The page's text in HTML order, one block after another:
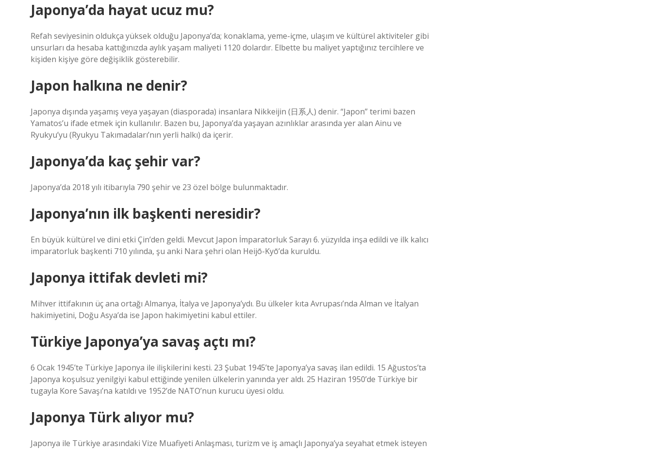
Japonya’da hayat ucuz mu?
Refah seviyesinin oldukça yüksek olduğu Japonya’da; konaklama, yeme-içme, ulaşım ve kültürel aktiviteler gibi
unsurları da hesaba kattığınızda aylık yaşam maliyeti 1120 dolardır. Elbette bu maliyet yaptığınız tercihlere ve
kişiden kişiye göre değişiklik gösterebilir.
Japon halkına ne denir?
Japonya dışında yaşamış veya yaşayan (diasporada) insanlara Nikkeijin (日系人) denir. “Japon” terimi bazen
Yamatos’u ifade etmek için kullanılır. Bazen bu, Japonya’da yaşayan azınlıklar arasında yer alan Ainu ve
Ryukyu’yu (Ryukyu Takımadaları’nın yerli halkı) da içerir.
Japonya’da kaç şehir var?
Japonya’da 2018 yılı itibarıyla 790 şehir ve 23 özel bölge bulunmaktadır.
Japonya’nın ilk başkenti neresidir?
En büyük kültürel ve dini etki Çin’den geldi. Mevcut Japon İmparatorluk Sarayı 6. yüzyılda inşa edildi ve ilk kalıcı
imparatorluk başkenti 710 yılında, şu anki Nara şehri olan Heijō-Kyō’da kuruldu.
Japonya ittifak devleti mi?
Mihver ittifakının üç ana ortağı Almanya, İtalya ve Japonya’ydı. Bu ülkeler kıta Avrupası’nda Alman ve İtalyan
hakimiyetini, Doğu Asya’da ise Japon hakimiyetini kabul ettiler.
Türkiye Japonya’ya savaş açtı mı?
6 Ocak 1945’te Türkiye Japonya ile ilişkilerini kesti. 23 Şubat 1945’te Japonya’ya savaş ilan edildi. 15 Ağustos’ta
Japonya koşulsuz yenilgiyi kabul ettiğinde yenilen ülkelerin yanında yer aldı. 25 Haziran 1950’de Türkiye bir
tugayla Kore Savaşı’na katıldı ve 1952’de NATO’nun kurucu üyesi oldu.
Japonya Türk alıyor mu?
Japonya ile Türkiye arasındaki Vize Muafiyeti Anlaşması, turizm ve iş amaçlı Japonya’ya seyahat etmek isteyen